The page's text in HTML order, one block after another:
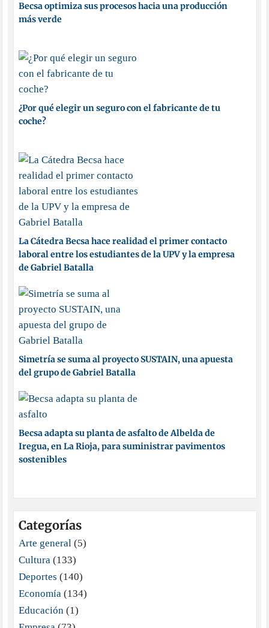
Becsa optimiza sus procesos hacia una producción
más verde
¿Por qué elegir un seguro con el fabricante de tu
coche?
La Cátedra Becsa hace realidad el primer contacto
laboral entre los estudiantes de la UPV y la empresa
de Gabriel Batalla
Simetría se suma al proyecto SUSTAIN, una apuesta
del grupo de Gabriel Batalla
Becsa adapta su planta de asfalto de Albelda de
Iregua, en La Rioja, para suministrar pavimentos
sostenibles
Categorías
Arte general(5)
Cultura(133)
Deportes (140)
Economía(134)
Educación(1)